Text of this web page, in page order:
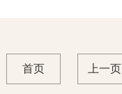
首页 上一页